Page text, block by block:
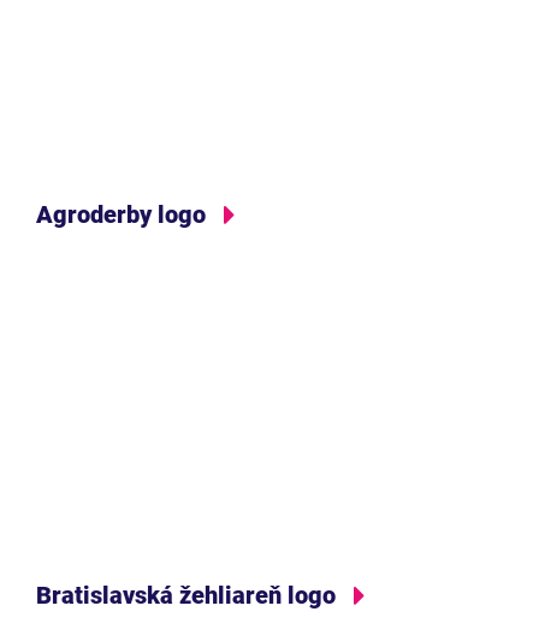
Agroderby logo
Bratislavská žehliareň logo